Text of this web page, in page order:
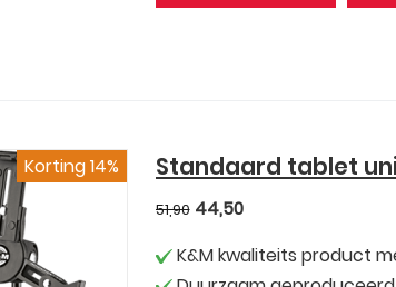
Korting 14% Standaard tablet
51,90 44,50
K&M kwaliteits product